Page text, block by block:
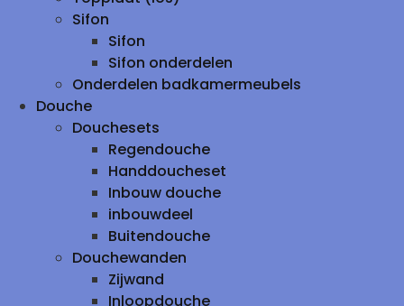
Sifon
Sifon
Sifon onderdelen
Onderdelen badkamermeubels
Douche
Douchesets
Regendouche
Handdoucheset
Inbouw douche
inbouwdeel
Buitendouche
Douchewanden
Zijwand
Inloopdouche